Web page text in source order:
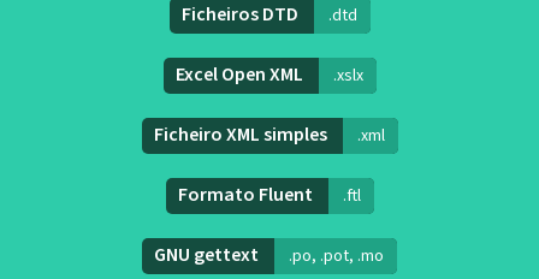
Ficheiros DTD .dtd
Excel Open XML .xslx
Ficheiro XML simples .xml
Formato Fluent .ftl
GNU gettext .po, .pot, .mo